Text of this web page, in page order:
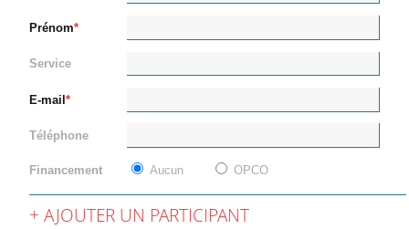
Prénom
Service
E-mail
Téléphone
Financement Aucun OPCO
AJOUTER UN PARTICIPANT